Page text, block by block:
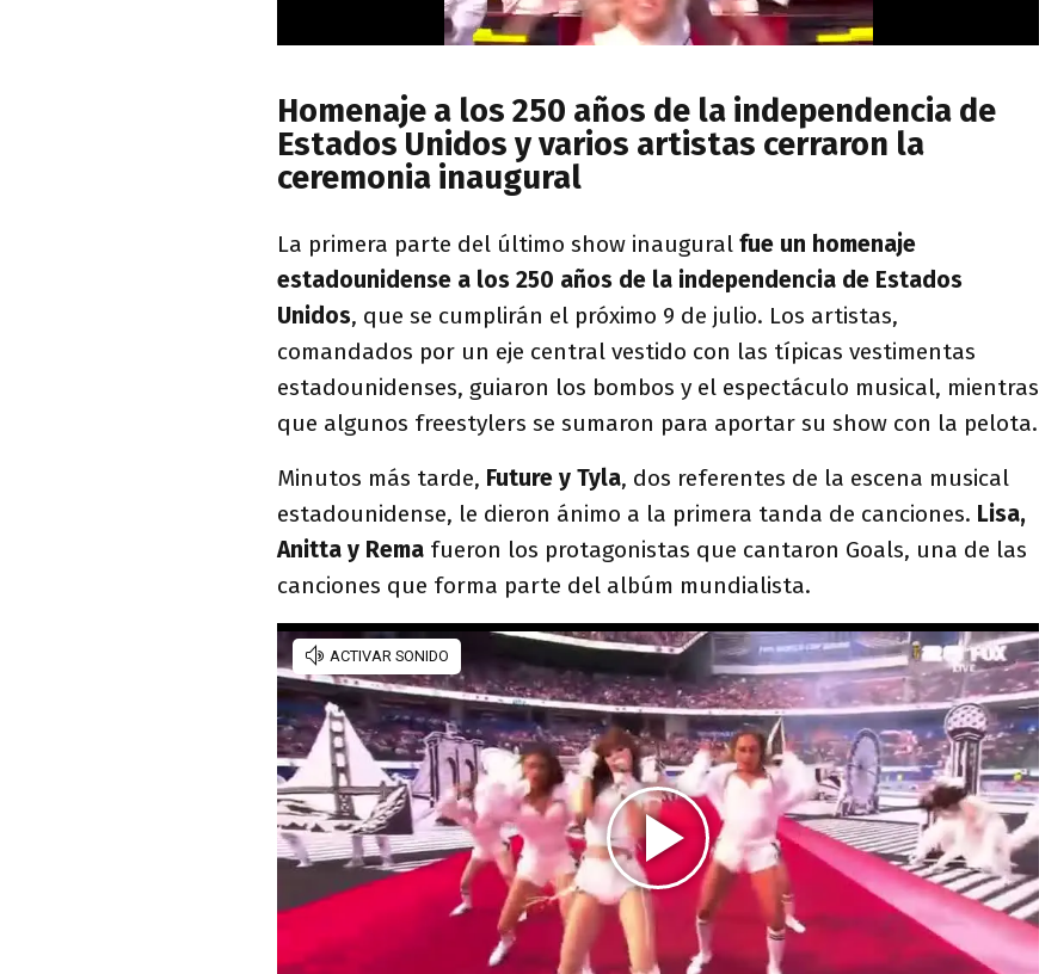
Homenaje a los 250 años de la independencia de
Estados Unidos y varios artistas cerraron la
ceremonia inaugural
La primera parte del último show inaugural fue un homenaje
estadounidense a los 250 años de la independencia de Estados
Unidos, que se cumplirán el próximo 9 de julio. Los artistas,
comandados por un eje central vestido con las típicas vestimentas
estadounidenses, guiaron los bombos y el espectáculo musical, mientras
que algunos freestylers se sumaron para aportar su show con la pelota.
Minutos más tarde, Future y Tyla, dos referentes de la escena musical
estadounidense, le dieron ánimo a la primera tanda de canciones. Lisa,
Anitta y Rema fueron los protagonistas que cantaron Goals, una de las
canciones que forma parte del albúm mundialista.